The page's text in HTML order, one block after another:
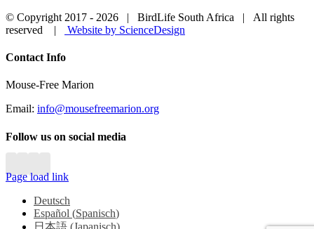
© Copyright 2017 - 2026 | BirdLife South Africa | All rights
reserved |
Website by ScienceDesign
Close
Bar
Contact Info
Mouse-Free Marion
Email: info@mousefreemarion.org
Follow us on social media
Page load link
Deutsch
Español (Spanisch)
日本語 (Japanisch)